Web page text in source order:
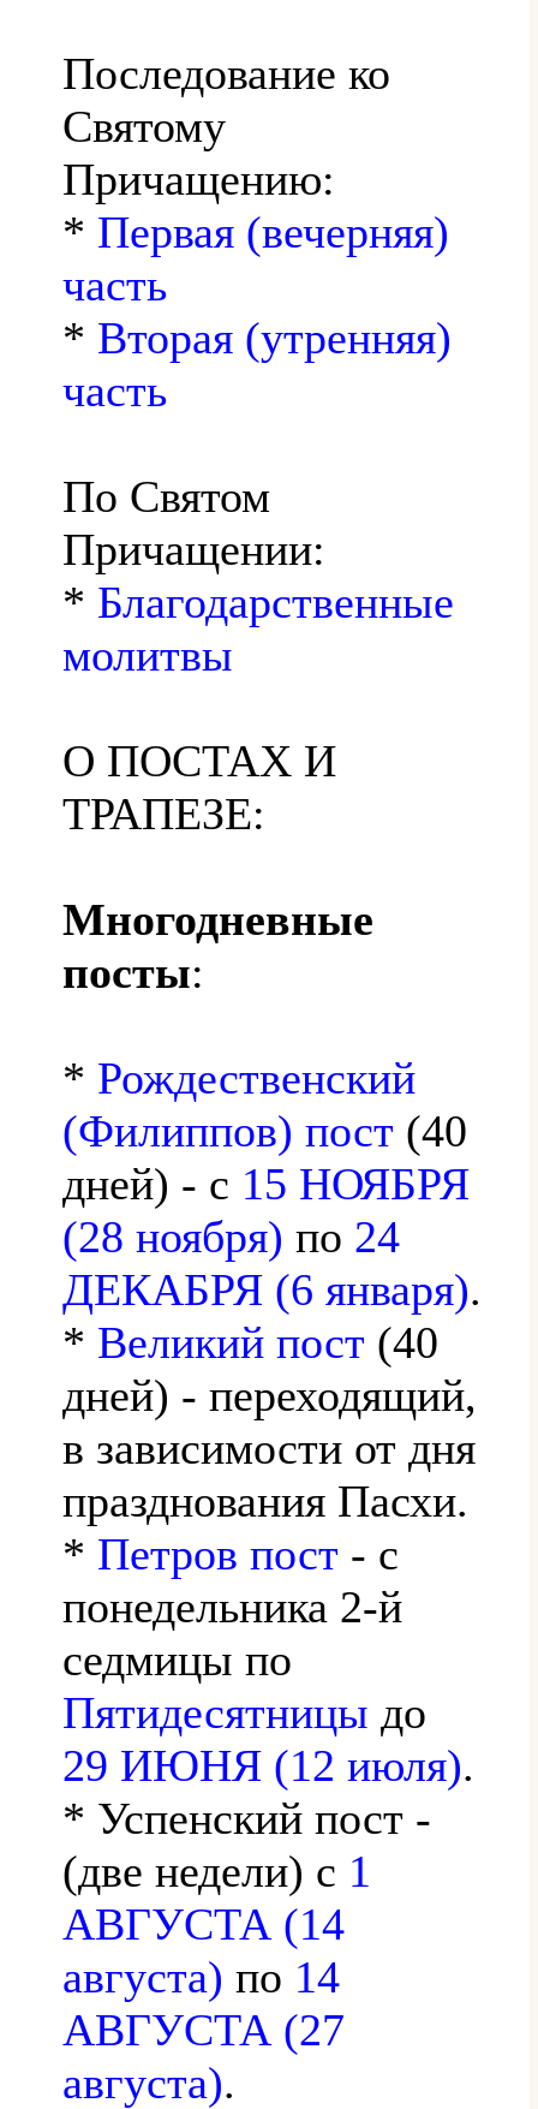
Последование ко
Святому
Причащению:
* Первая (вечерняя)
часть
* Вторая (утренняя)
часть
По Святом
Причащении:
* Благодарственные
молитвы
О ПОСТАХ И
ТРАПЕЗЕ:
Многодневные
посты:
* Рождественский
(Филиппов) пост (40
дней) - с 15 НОЯБРЯ
(28 ноября) по 24
ДЕКАБРЯ (6 января).
* Великий пост (40
дней) - переходящий,
в зависимости от дня
празднования Пасхи.
* Петров пост - с
понедельника 2-й
седмицы по
Пятидесятницы до
29 ИЮНЯ (12 июля).
* Успенский пост -
(две недели) с 1
АВГУСТА (14
августа) по 14
АВГУСТА (27
августа).